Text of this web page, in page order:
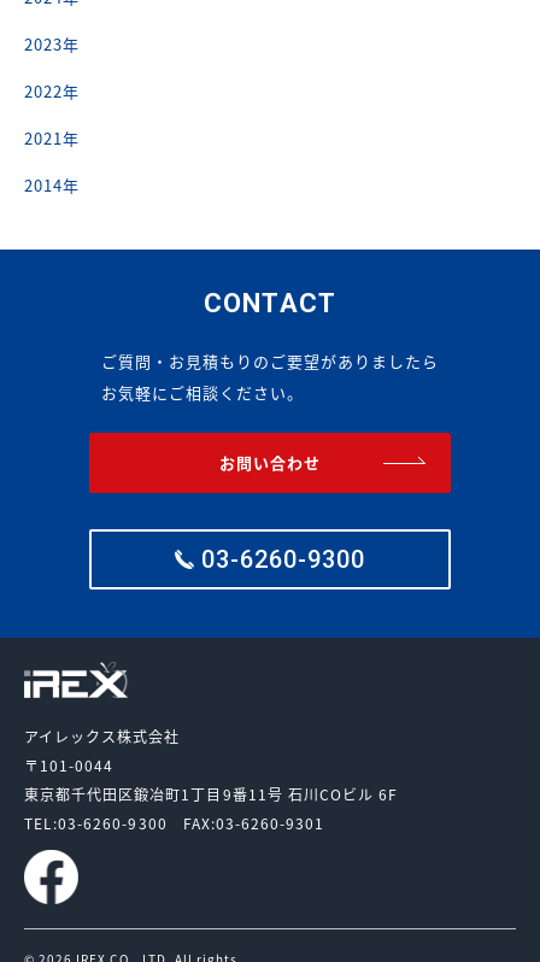
2023年
2022年
2021年
2014年
CONTACT
ご質問・お見積もりのご要望がありましたら
お気軽にご相談ください。
お問い合わせ
03-6260-9300
アイレックス株式会社
〒101-0044
東京都千代田区鍛冶町1丁目9番11号 石川COビル 6F
TEL:03-6260-9300 FAX:03-6260-9301